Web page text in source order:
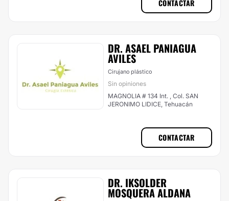
CONTACTAR
DR. ASAEL PANIAGUA
AVILES
Cirujano plástico
Sin opiniones
MAGNOLIA # 134 Int. , Col. SAN
JERONIMO LIDICE, Tehuacán
CONTACTAR
DR. IKSOLDER
MOSQUERA ALDANA